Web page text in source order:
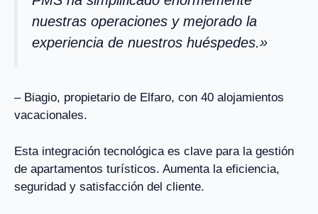
nuestras operaciones y mejorado la
experiencia de nuestros huéspedes.»
– Biagio, propietario de Elfaro, con 40 alojamientos
vacacionales.
Esta integración tecnológica es clave para la gestión
de apartamentos turísticos. Aumenta la eficiencia,
seguridad y satisfacción del cliente.